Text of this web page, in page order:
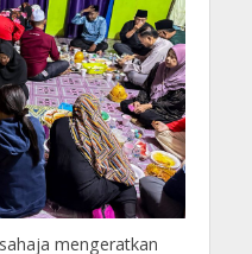
mengeratkan